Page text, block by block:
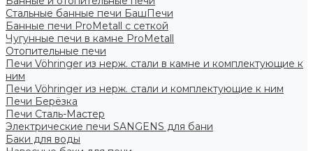
Стальные банные печи БашПечи
Банные печи ProMetall с сеткой
Чугунные печи в камне ProMetall
Отопительные печи
Печи Vöhringer из нерж. стали в камне и комплектующие к
ним
Печи Vöhringer из нерж. стали и комплектующие к ним
Печи Берёзка
Печи Сталь-Мастер
Электрические печи SANGENS для бани
Баки для воды